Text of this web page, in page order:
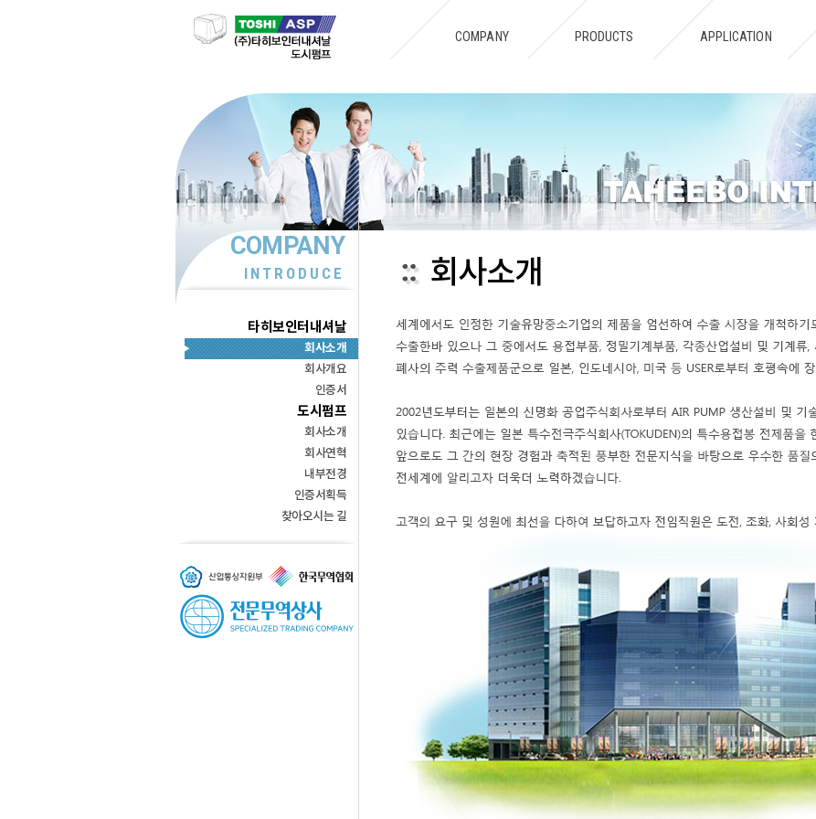
Notice: Undefined index: Mmenu in /thbint/www/new/mainset.php on line 4
COMPANY PRODUCTS APPLICATION
COMPANY
INTRODUCE
타히보인터내셔날
회사소개
회사개요
인증서
도시펌프
회사소개
회사연혁
내부전경
인증서획득
찾아오시는 길
회사소개